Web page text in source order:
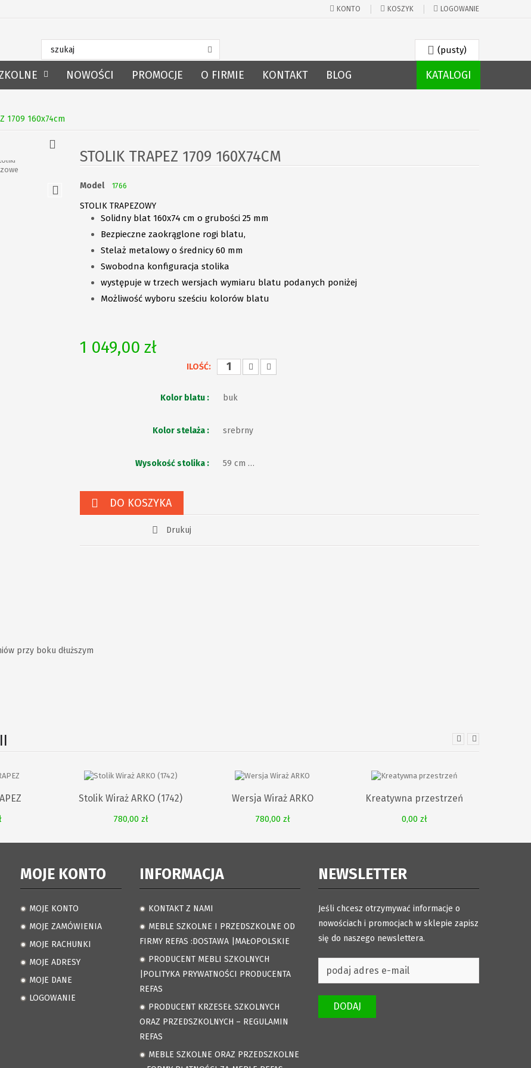
KONTO KOSZYK LOGOWANIE
(pusty)
NOWOŚCI PROMOCJE O FIRMIE KONTAKT KATALOGI
BLOG
1709 160x74cm
STOLIK TRAPEZ 1709 160X74CM
Model 1766
STOLIK TRAPEZOWY
Solidny blat 160x74 cm o grubości 25 mm
Bezpieczne zaokrąglone rogi blatu,
Stelaż metalowy o średnicy 60 mm
Swobodna konfiguracja stolika
występuje w trzech wersjach wymiaru blatu podanych poniżej
Możliwość wyboru sześciu kolorów blatu
1 049,00 zł
ILOŚĆ:
Kolor blatu : buk
Kolor stelaża : srebrny
Wysokość stolika : 59 cm - nr 3
DO KOSZYKA
Drukuj
przy boku dłuższym
Stolik Wiraż ARKO (1742)
780,00 zł
Wersja Wiraż ARKO
780,00 zł
Kreatywna przestrzeń
0,00 zł
MOJE KONTO
. MOJE KONTO
. MOJE ZAMÓWIENIA
. MOJE RACHUNKI
. MOJE ADRESY
. MOJE DANE
. LOGOWANIE
INFORMACJA
. KONTAKT Z NAMI
.
MEBLE SZKOLNE I PRZEDSZKOLNE OD
FIRMY REFAS :DOSTAWA |MAŁOPOLSKIE
.
PRODUCENT MEBLI SZKOLNYCH
|POLITYKA PRYWATNOŚCI PRODUCENTA
REFAS
.
PRODUCENT KRZESEŁ SZKOLNYCH
ORAZ PRZEDSZKOLNYCH – REGULAMIN
REFAS
.
MEBLE SZKOLNE ORAZ PRZEDSZKOLNE
NEWSLETTER
Jeśli chcesz otrzymywać informacje o
nowościach i promocjach w sklepie zapisz
się do naszego newslettera.
DODAJ